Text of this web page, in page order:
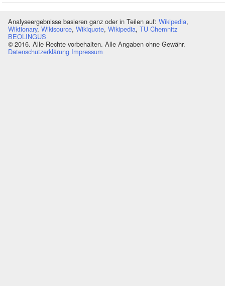
Analyseergebnisse basieren ganz oder in Teilen auf: Wikipedia,
Wiktionary, Wikisource, Wikiquote, Wikipedia, TU Chemnitz
BEOLINGUS
© 2016. Alle Rechte vorbehalten. Alle Angaben ohne Gewähr.
Datenschutzerklärung Impressum